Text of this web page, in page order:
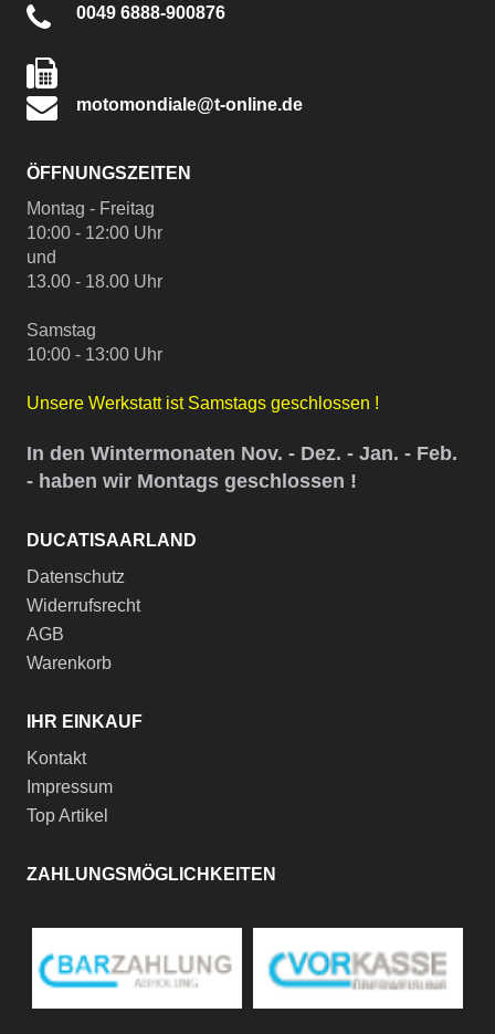
0049 6888-900876
motomondiale@t-online.de
ÖFFNUNGSZEITEN
Montag - Freitag
10:00 - 12:00 Uhr
und
13.00 - 18.00 Uhr
Samstag
10:00 - 13:00 Uhr
Unsere Werkstatt ist Samstags geschlossen !
In den Wintermonaten Nov. - Dez. - Jan. - Feb.
- haben wir Montags geschlossen !
DUCATISAARLAND
Datenschutz
Widerrufsrecht
AGB
Warenkorb
IHR EINKAUF
Kontakt
Impressum
Top Artikel
ZAHLUNGSMÖGLICHKEITEN